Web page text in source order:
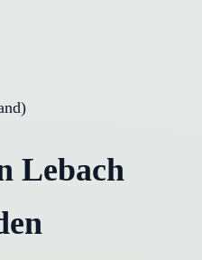
)
Lebach